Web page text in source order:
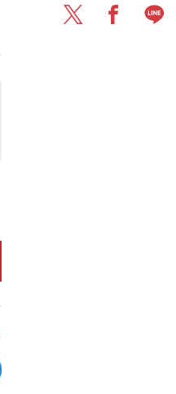
2026/6/3：3本のレビ